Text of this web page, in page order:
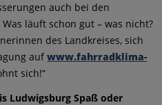
auch bei den
läuft schon gut – was nicht?
des Landkreises, sich
aufwww.fahrradklima-
sich!“
Ludwigsburg Spaß oder